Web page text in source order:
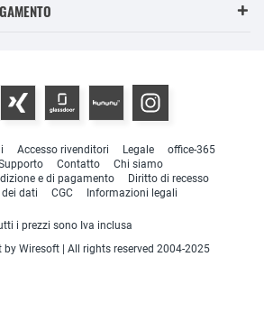
Accesso rivenditori Legale
office-365
Contatto
Chi siamo
e di pagamento
Diritto di recesso
dati
CGC Informazioni legali
i prezzi sono Iva inclusa
Wiresoft | All rights reserved 2004-2025